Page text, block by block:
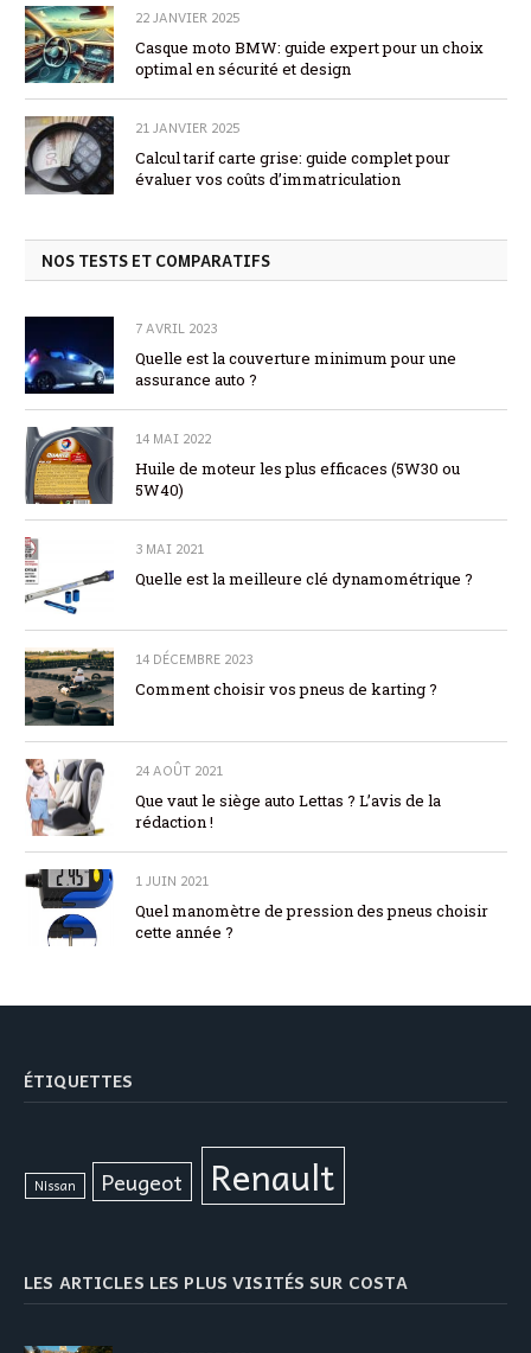
22 JANVIER 2025
Casque moto BMW: guide expert pour un choix
optimal en sécurité et design
21 JANVIER 2025
Calcul tarif carte grise: guide complet pour
évaluer vos coûts d’immatriculation
NOS TESTS ET COMPARATIFS
7 AVRIL 2023
Quelle est la couverture minimum pour une
assurance auto ?
14 MAI 2022
Huile de moteur les plus efficaces (5W30 ou
5W40)
3 MAI 2021
Quelle est la meilleure clé dynamométrique ?
14 DÉCEMBRE 2023
Comment choisir vos pneus de karting ?
24 AOÛT 2021
Que vaut le siège auto Lettas ? L’avis de la
rédaction !
1 JUIN 2021
Quel manomètre de pression des pneus choisir
cette année ?
ÉTIQUETTES
Nissan Peugeot Renault
LES ARTICLES LES PLUS VISITÉS SUR COSTA